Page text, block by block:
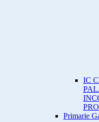
IC
Primarie